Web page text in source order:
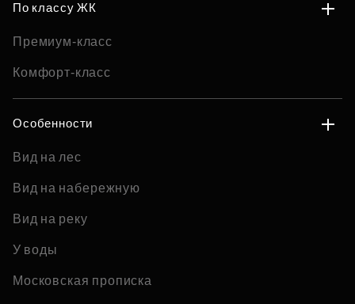
По классу ЖК
Премиум-класс
Комфорт-класс
Особенности
Вид на лес
Вид на набережную
Вид на реку
У воды
Московская прописка